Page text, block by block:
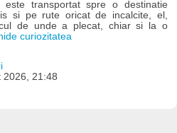
transportat spre o destinatie
si pe rute oricat de incalcite, el,
de unde a plecat, chiar si la o
curiozitatea
2026, 21:48